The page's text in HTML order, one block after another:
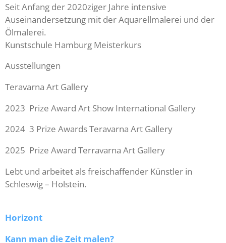
Seit Anfang der 2020ziger Jahre intensive
Auseinandersetzung mit der Aquarellmalerei und der
Ölmalerei.
Kunstschule Hamburg Meisterkurs
Ausstellungen
Teravarna Art Gallery
2023 Prize Award Art Show International Gallery
2024 3 Prize Awards Teravarna Art Gallery
2025 Prize Award Terravarna Art Gallery
Lebt und arbeitet als freischaffender Künstler in
Schleswig – Holstein.
Horizont
Kann man die Zeit malen?